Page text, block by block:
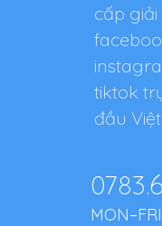
cấp
tiktok
đầu